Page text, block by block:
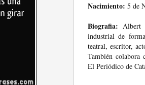
Nacimiento: 5 de
Biografia: Albert
industrial de
teatral, escritor,
También colabora
El Periódico de